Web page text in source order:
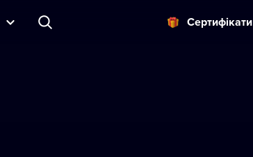
Cертифікати